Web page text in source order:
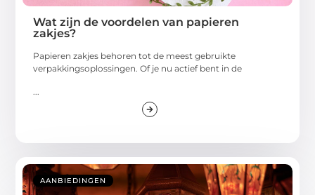
Wat zijn de voordelen van papieren
zakjes?
Papieren zakjes behoren tot de meest gebruikte
verpakkingsoplossingen. Of je nu actief bent in de
AANBIEDINGEN